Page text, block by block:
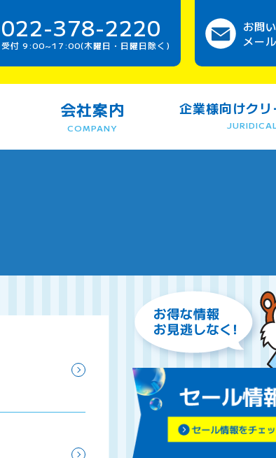
022-378-2220
受付 9:00~17:00(木曜日・日曜日除く)
お問
メー
会社案内
COMPANY
企業様向けク